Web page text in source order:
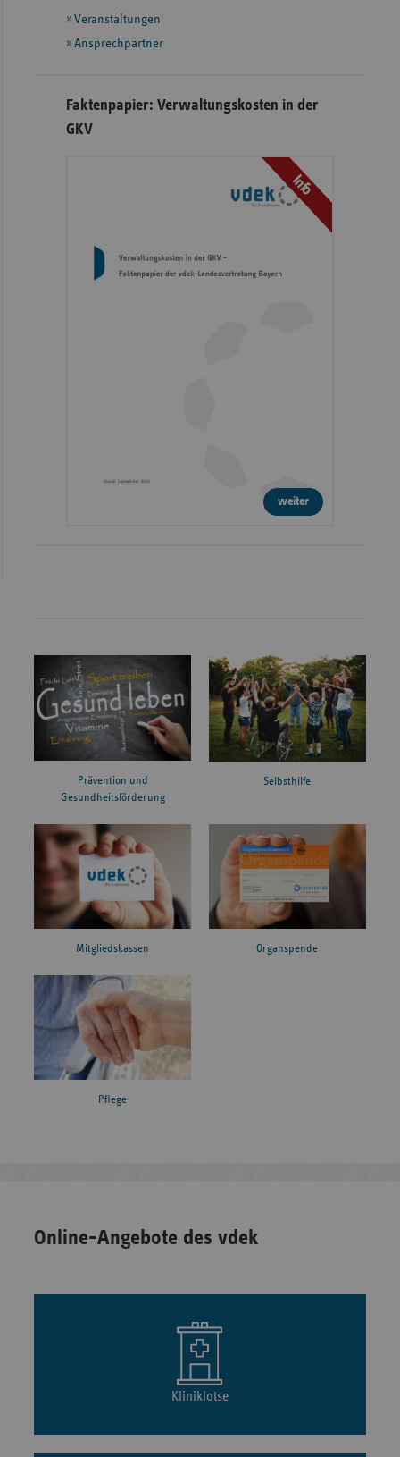
Veranstaltungen
Ansprechpartner
Faktenpapier: Verwaltungskosten in der
GKV
Info
weiter
Prävention und
Gesundheitsförderung
Selbsthilfe
Mitgliedskassen Organspende
Pflege
Online-Angebote des vdek
Kliniklotse